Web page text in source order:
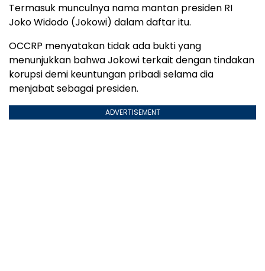
Termasuk munculnya nama mantan presiden RI
Joko Widodo (Jokowi) dalam daftar itu.
OCCRP menyatakan tidak ada bukti yang
menunjukkan bahwa Jokowi terkait dengan tindakan
korupsi demi keuntungan pribadi selama dia
menjabat sebagai presiden.
ADVERTISEMENT